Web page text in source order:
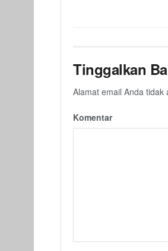
Tinggalkan
Alamat email Anda tidak
Komentar